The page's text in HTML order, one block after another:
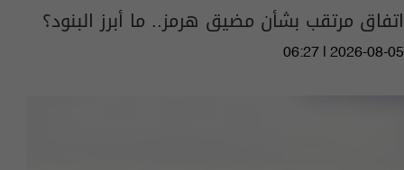
اتفاق مرتقب بشأن مضيق هرمز.. ما أبرز البنود؟
06:27 | 2026-08-05